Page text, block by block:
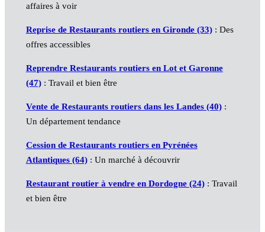
affaires à voir
Reprise de Restaurants routiers en Gironde (33): Des
offres accessibles
Reprendre Restaurants routiers en Lot et Garonne
(47): Travail et bien être
Vente de Restaurants routiers dans les Landes (40):
Un département tendance
Cession de Restaurants routiers en Pyrénées
Atlantiques (64): Un marché à découvrir
Restaurant routier à vendre en Dordogne (24): Travail
et bien être